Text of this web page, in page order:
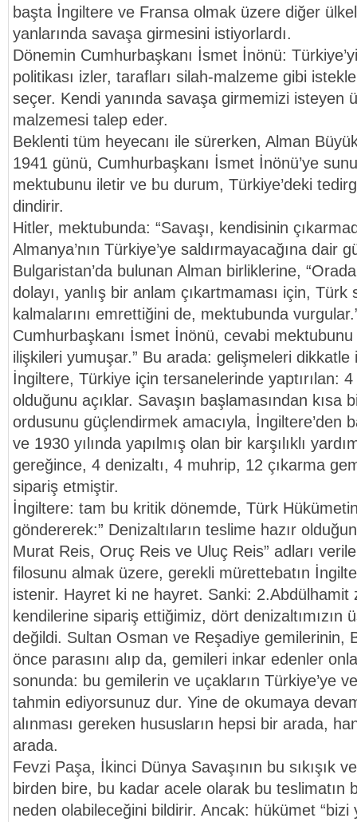
başta İngiltere ve Fransa olmak üzere diğer
yanlarında savaşa girmesini istiyorlardı.
Dönemin Cumhurbaşkanı İsmet İnönü:
politikası izler, tarafları silah-malzeme gibi
seçer. Kendi yanında savaşa girmemizi isteyen
malzemesi talep eder.
Beklenti tüm heyecanı ile sürerken, Alman
1941 günü, Cumhurbaşkanı İsmet İnönü’ye
mektubunu iletir ve bu durum, Türkiye’deki
dindirir.
Hitler, mektubunda: “Savaşı, kendisinin
Almanya’nın Türkiye’ye saldırmayacağına dair
Bulgaristan’da bulunan Alman birliklerine,
dolayı, yanlış bir anlam çıkartmaması için, Türk
kalmalarını emrettiğini de, mektubunda
Cumhurbaşkanı İsmet İnönü, cevabi
ilişkileri yumuşar.” Bu arada: gelişmeleri
İngiltere, Türkiye için tersanelerinde yaptırılan: 4
olduğunu açıklar. Savaşın başlamasından kısa
ordusunu güçlendirmek amacıyla, İngiltere’den
ve 1930 yılında yapılmış olan bir karşılıklı
gereğince, 4 denizaltı, 4 muhrip, 12 çıkarma
sipariş etmiştir.
İngiltere: tam bu kritik dönemde, Türk
göndererek:” Denizaltıların teslime hazır
Murat Reis, Oruç Reis ve Uluç Reis” adları
filosunu almak üzere, gerekli mürettebatın
istenir. Hayret ki ne hayret. Sanki: 2.Abdülhamit
kendilerine sipariş ettiğimiz, dört denizaltımızın
değildi. Sultan Osman ve Reşadiye gemilerinin,
önce parasını alıp da, gemileri inkar edenler
sonunda: bu gemilerin ve uçakların Türkiye’ye
tahmin ediyorsunuz dur. Yine de okumaya
alınması gereken hususların hepsi bir arada,
arada.
Fevzi Paşa, İkinci Dünya Savaşının bu sıkışık
birden bire, bu kadar acele olarak bu teslimatın
neden olabileceğini bildirir. Ancak: hükümet “bizi